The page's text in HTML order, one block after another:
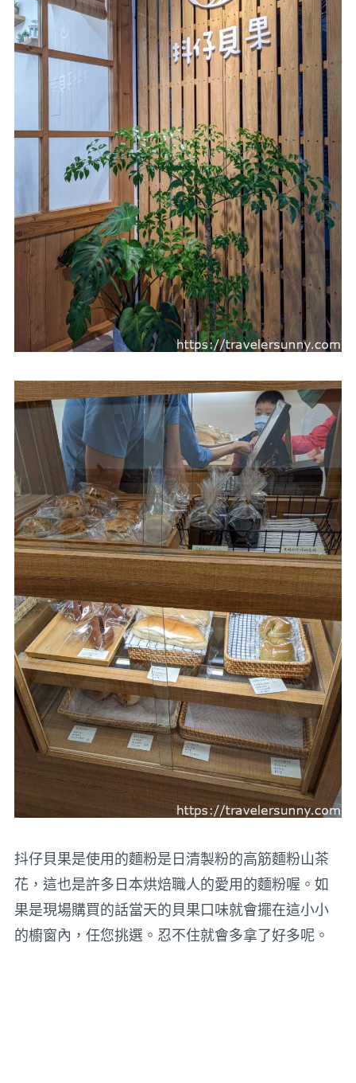
抖仔貝果是使用的麵粉是日清製粉的高筋麵粉山茶
花，這也是許多日本烘焙職人的愛用的麵粉喔。如
果是現場購買的話當天的貝果口味就會擺在這小小
的櫥窗內，任您挑選。忍不住就會多拿了好多呢。